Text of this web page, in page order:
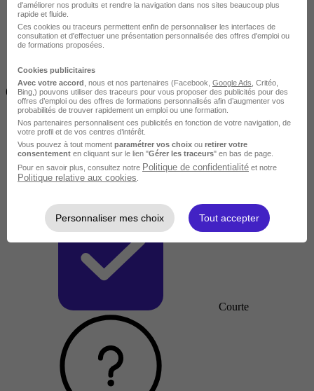
Inférieur à 2 jours
(14h)
Courte
d'améliorer nos produits et rendre la navigation dans nos sites beaucoup plus
rapide et fluide.
Ces cookies ou traceurs permettent enfin de personnaliser les interfaces de
consultation et d'effectuer une présentation personnalisée des offres d'emploi ou
de formations proposées.
Cookies publicitaires
Avec votre accord , nous et nos partenaires (Facebook, Google Ads , Critéo,
Bing,) pouvons utiliser des traceurs pour vous proposer des publicités pour des
offres d’emploi ou des offres de formations personnalisés afin d’augmenter vos
probabilités de trouver rapidement un emploi ou une formation.
Nos partenaires personnalisent ces publicités en fonction de votre navigation, de
votre profil et de vos centres d’intérêt.
Vous pouvez à tout moment paramétrer vos choix ou retirer votre
consentement en cliquant sur le lien "Gérer les traceurs" en bas de page.
Pour en savoir plus, consultez notre Politique de confidentialité et notre
Politique relative aux cookies
Personnaliser mes choix Tout accepter